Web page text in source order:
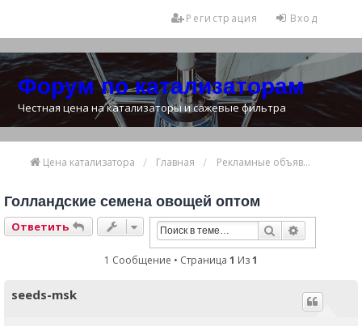
Вход
Регистрация
Форум по катализаторам
Честная цена на катализаторы и сажевые фильтра
Цена катализатора Главная Рекламные объявления
Голландские семена овощей оптом
Ответить Поиск
1 Сообщение • Страница 1 Из1
seeds-msk